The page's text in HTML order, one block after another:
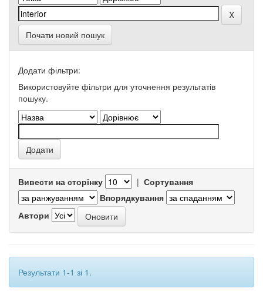
Почати новий пошук
Додати фільтри:
Використовуйте фільтри для уточнення результатів
пошуку.
Вивести на сторінку | Сортування
Впорядкування
Автори
Результати 1-1 зі 1.